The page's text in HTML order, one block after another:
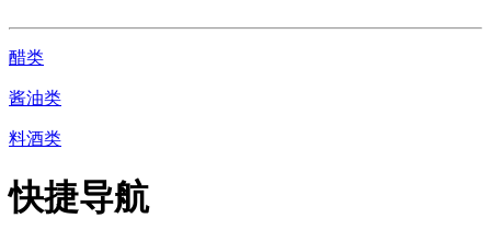
醋类
酱油类
料酒类
快捷导航